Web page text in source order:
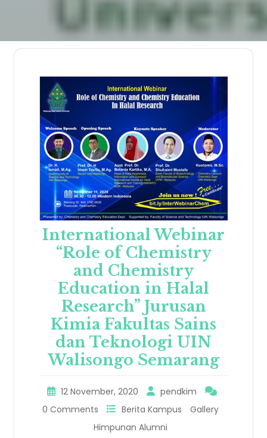
International Webinar
“Role of Chemistry
and Chemistry
Education in Halal
Research” Jurusan
Kimia Fakultas Sains
dan Teknologi UIN
Walisongo Semarang
12 November, 2020
pendkim
0 Comments
Berita Kampus
Gallery
Himpunan Alumni